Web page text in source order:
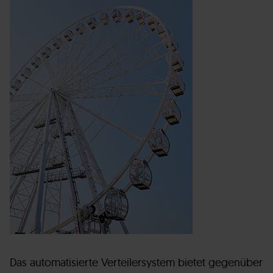
Das automatisierte Verteilersystem bietet gegenüber